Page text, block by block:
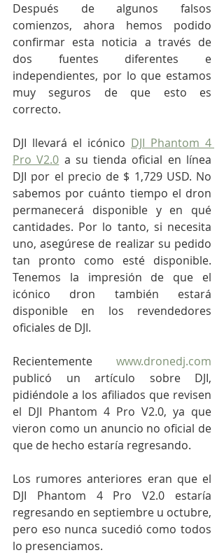
Después de algunos falsos
comienzos, ahora hemos podido
confirmar esta noticia a través de
dos fuentes diferentes e
independientes, por lo que estamos
muy seguros de que esto es
correcto.
DJI llevará el icónico DJI Phantom 4
Pro V2.0 a su tienda oficial en línea
DJI por el precio de $ 1,729 USD. No
sabemos por cuánto tiempo el dron
permanecerá disponible y en qué
cantidades. Por lo tanto, si necesita
uno, asegúrese de realizar su pedido
tan pronto como esté disponible.
Tenemos la impresión de que el
icónico dron también estará
disponible en los revendedores
oficiales de DJI.
Recientemente www.dronedj.com
publicó un artículo sobre DJI,
pidiéndole a los afiliados que revisen
el DJI Phantom 4 Pro V2.0, ya que
vieron como un anuncio no oficial de
que de hecho estaría regresando.
Los rumores anteriores eran que el
DJI Phantom 4 Pro V2.0 estaría
regresando en septiembre u octubre,
pero eso nunca sucedió como todos
lo presenciamos.